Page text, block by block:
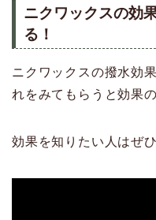
ニクワックスの効
る！
ニクワックスの撥水効
れをみてもらうと効果
効果を知りたい人はぜ